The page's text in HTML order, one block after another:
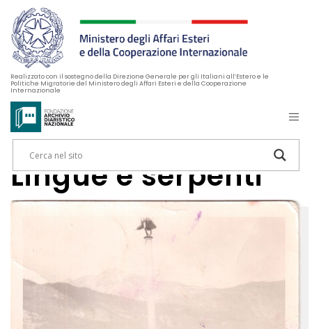
Realizzato con il sostegno della Direzione Generale per gli Italiani all’Estero e le
Politiche Migratorie del Ministero degli Affari Esteri e della Cooperazione
Internazionale
Lingue e serpenti